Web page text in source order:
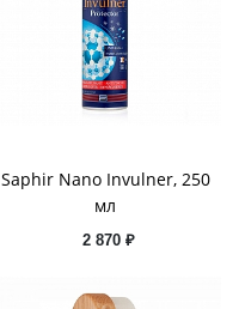
Saphir Nano Invulner, 250
мл
2 870 ₽